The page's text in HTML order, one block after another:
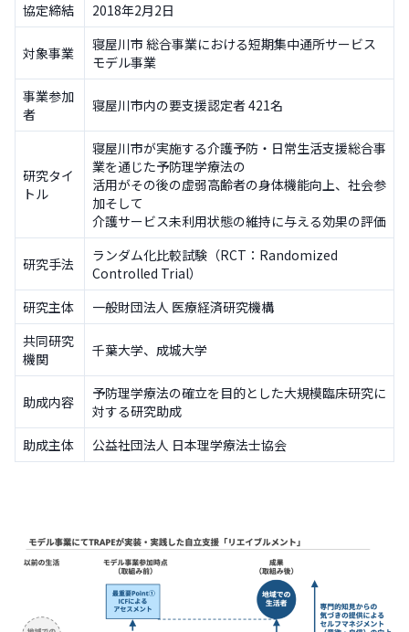
協定締結
2018年2月2日
対象事業
寝屋川市 総合事業における短期集中通所サービス
モデル事業
事業参加
者
寝屋川市内の要支援認定者 421名
研究タイ
トル
寝屋川市が実施する介護予防・日常生活支援総合事
業を通じた予防理学療法の
活用がその後の虚弱高齢者の身体機能向上、社会参
加そして
介護サービス未利用状態の維持に与える効果の評価
研究手法
ランダム化比較試験（RCT：Randomized
Controlled Trial）
研究主体
一般財団法人 医療経済研究機構
共同研究
機関
千葉大学、成城大学
助成内容
予防理学療法の確立を目的とした大規模臨床研究に
対する研究助成
助成主体
公益社団法人 日本理学療法士協会